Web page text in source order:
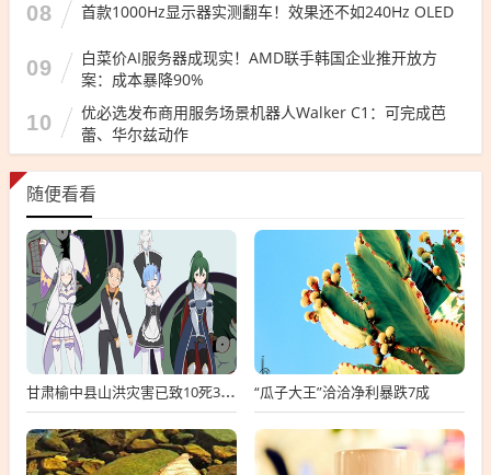
08 首款1000Hz显示器实测翻车！效果还不如240Hz OLED
09
白菜价AI服务器成现实！AMD联手韩国企业推开放方
案：成本暴降90%
10
优必选发布商用服务场景机器人Walker C1：可完成芭
蕾、华尔兹动作
随便看看
甘肃榆中县山洪灾害已致10死33失联 “瓜子大王”洽洽净利暴跌7成